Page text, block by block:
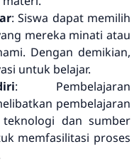
: Siswa dapat memilih
mereka minati atau
Dengan demikian,
untuk belajar.
: Pembelajaran
pembelajaran
dan sumber
memfasilitasi proses